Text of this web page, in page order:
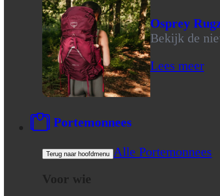
Osprey
Bekijk de
Lees meer
Portemonnees
Terug naar hoofdmenu Alle Portemonnees
Voor wie